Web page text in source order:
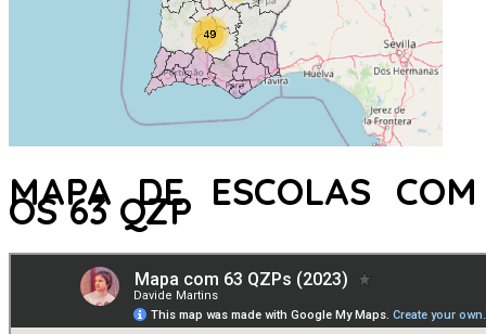
MAPA DE ESCOLAS COM
OS 63 QZP